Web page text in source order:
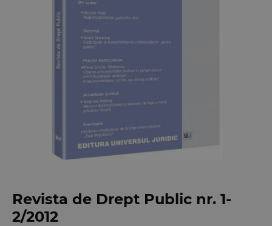
Revista de Drept Public nr. 1-
2/2012